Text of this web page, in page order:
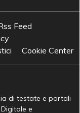
Feed
Cookie Center
di testate e portali
e